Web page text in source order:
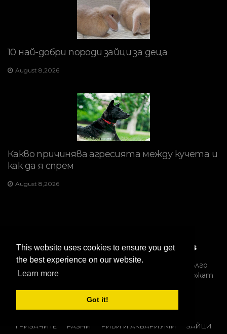
This website uses cookies to ensure you get
the best experience on our website.
Learn more
Got it!
10 най-добри породи зайци за деца
August 8,2026
Какво причинява агресията между кучета и
как да я спрем
August 8,2026
Copyright 2026 https://animalartists.net
Колко дълго
живеят зайци? Пет неща, които да ги поддържат
КОНЕ
ЕКЗОТИЧНИ ДОМАШНИ ЛЮБИМЦИ
ГРИЗАЧИТЕ
РАЗНИ РИБИ И АКВАРИУМИ ЗАЙЦИ